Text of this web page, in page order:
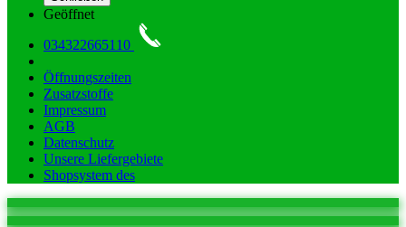
Geöffnet
034322665110
Öffnungszeiten
Zusatzstoffe
Impressum
AGB
Datenschutz
Unsere Liefergebiete
Shopsystem des